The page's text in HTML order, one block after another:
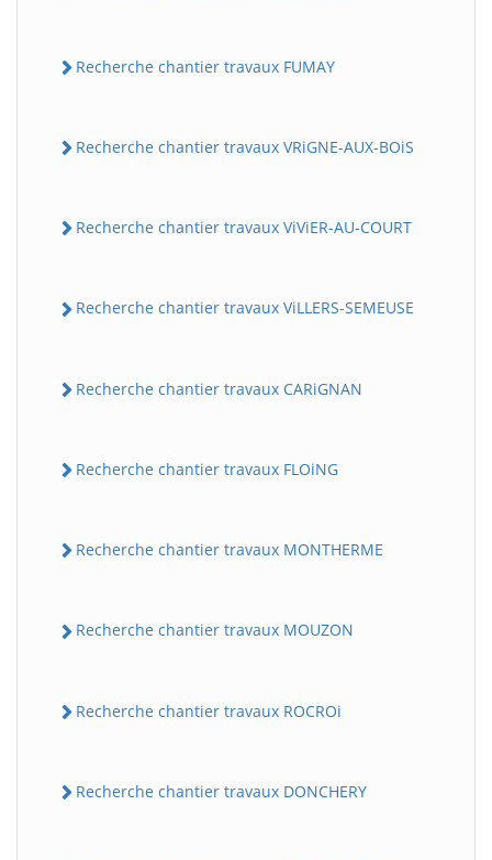
Recherche chantier travaux FUMAY
Recherche chantier travaux VRiGNE-AUX-BOiS
Recherche chantier travaux ViViER-AU-COURT
Recherche chantier travaux ViLLERS-SEMEUSE
Recherche chantier travaux CARiGNAN
Recherche chantier travaux FLOiNG
Recherche chantier travaux MONTHERME
Recherche chantier travaux MOUZON
Recherche chantier travaux ROCROi
Recherche chantier travaux DONCHERY